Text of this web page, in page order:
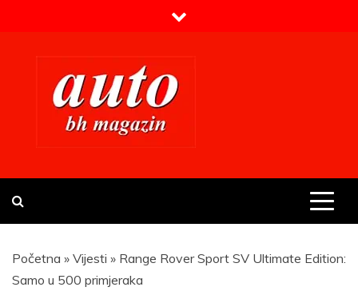
Prvi BH auto magazin
Početna » Vijesti » Range Rover Sport SV Ultimate Edition:
Samo u 500 primjeraka